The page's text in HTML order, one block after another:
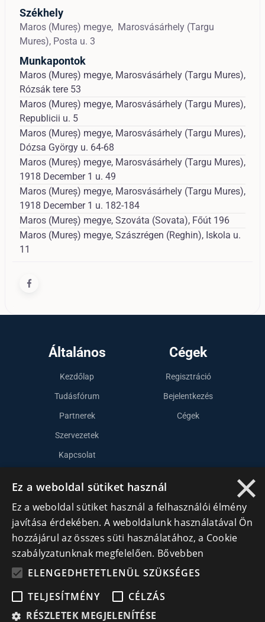
Székhely
Maros (Mureș) megye, Marosvásárhely (Targu
Mures), Posta u. 3
Munkapontok
Maros (Mureș) megye, Marosvásárhely (Targu Mures),
Rózsák tere 53
Maros (Mureș) megye, Marosvásárhely (Targu Mures),
Republicii u. 5
Maros (Mureș) megye, Marosvásárhely (Targu Mures),
Dózsa György u. 64-68
Maros (Mureș) megye, Marosvásárhely (Targu Mures),
1918 December 1 u. 49
Maros (Mureș) megye, Marosvásárhely (Targu Mures),
1918 December 1 u. 182-184
Maros (Mureș) megye, Szováta (Sovata), Főút 196
Maros (Mureș) megye, Szászrégen (Reghin), Iskola u.
11
Általános
Kezdőlap
Tudásfórum
Partnerek
Szervezetek
Kapcsolat
Cégek
Regisztráció
Bejelentkezés
Cégek
Lépj kapcsolatba velünk
info@cegek.ro
+40 740 856 970
×
Ez a weboldal sütiket használ
Ez a weboldal sütiket használ a felhasználói élmény
javítása érdekében. A weboldalunk használatával Ön
hozzájárul az összes süti használatához, a Cookie
szabályzatunknak megfelelően. Bővebben
ELENGEDHETETLENÜL SZÜKSÉGES
TELJESÍTMÉNY
CÉLZÁS
RÉSZLETEK MEGJELENÍTÉSE